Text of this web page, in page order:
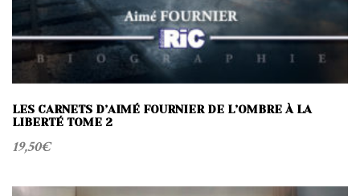
LES CARNETS D’AIMÉ FOURNIER DE L’OMBRE À LA
LIBERTÉ TOME 2
19,50€